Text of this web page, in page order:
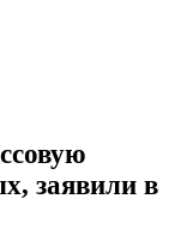
заявили в